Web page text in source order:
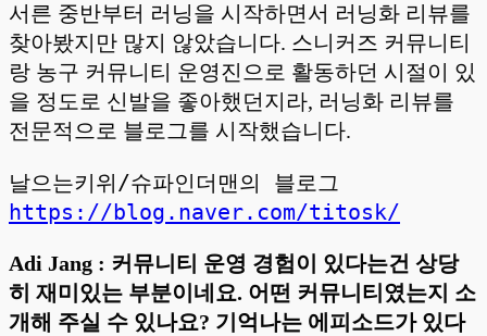
서른 중반부터 러닝을 시작하면서 러닝화 리뷰를
찾아봤지만 많지 않았습니다. 스니커즈 커뮤니티
랑 농구 커뮤니티 운영진으로 활동하던 시절이 있
을 정도로 신발을 좋아했던지라, 러닝화 리뷰를
전문적으로 블로그를 시작했습니다.
https://blog.naver.com/titosk/
Adi Jang : 커뮤니티 운영 경험이 있다는건 상당
히 재미있는 부분이네요. 어떤 커뮤니티였는지 소
개해 주실 수 있나요? 기억나는 에피소드가 있다